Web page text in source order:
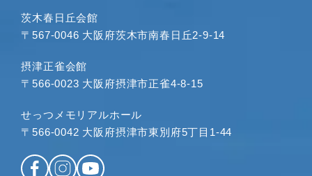
2023年4月
2023年3月
2022年11月
茨木春日丘会館
〒567-0046 大阪府茨木市南春日丘2-9-14
摂津正雀会館
〒566-0023 大阪府摂津市正雀4-8-15
せっつメモリアルホール
〒566-0042 大阪府摂津市東別府5丁目1-44